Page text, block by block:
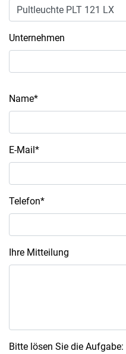
Unternehmen
Name*
E-Mail*
Telefon*
Ihre Mitteilung
Bitte lösen Sie die Aufgabe: